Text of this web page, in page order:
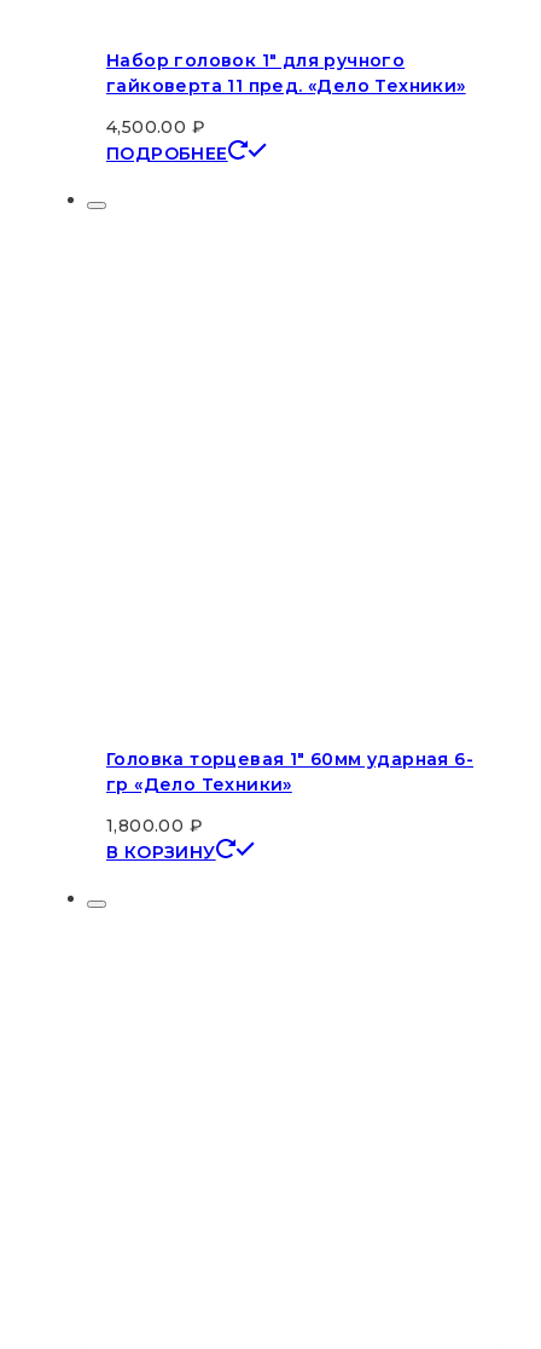
Набор головок 1″ для ручного
гайковерта 11 пред. «Дело Техники»
4,500.00 ₽
ПОДРОБНЕЕ
Головка торцевая 1″ 60мм ударная 6-
гр «Дело Техники»
1,800.00 ₽
В КОРЗИНУ